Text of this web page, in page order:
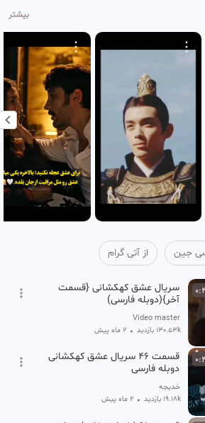
1 ماه پیش
بیشتر
جین از آتی گرام
سریال عشق کهکشانی {قسمت
آخر}(دوبله فارسی)
Video master
130.53k بازدید • 2 ماه پیش
قسمت ۴۶ سریال عشق کهکشانی
دوبله فارسی
خدیجه
19.18k بازدید • 2 ماه پیش